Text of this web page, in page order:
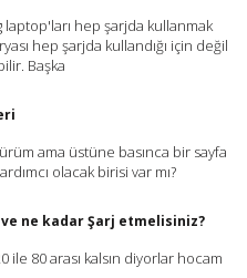
hep şarjda kullanmak
hep şarjda kullandığı için değil
Başka
ama üstüne basınca bir sayfa
olacak birisi var mı?
ne kadar Şarj etmelisiniz?
ile 80 arası kalsın diyorlar hocam